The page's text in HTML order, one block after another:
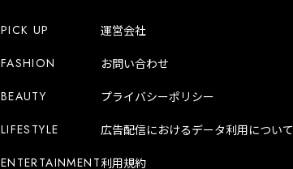
PICK UP
FASHION
BEAUTY
LIFESTYLE
ENTERTAINMENT
運営会社
お問い合わせ
プライバシーポリシー
広告配信におけるデータ利用について
利用規約